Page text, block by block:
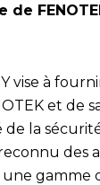
vise à
et de
la
des
une gamme